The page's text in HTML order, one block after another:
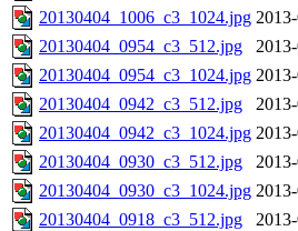
20130404_1006_c3_1024.jpg
20130404_0954_c3_512.jpg
20130404_0954_c3_1024.jpg
20130404_0942_c3_512.jpg
20130404_0942_c3_1024.jpg
20130404_0930_c3_512.jpg
20130404_0930_c3_1024.jpg
20130404_0918_c3_512.jpg